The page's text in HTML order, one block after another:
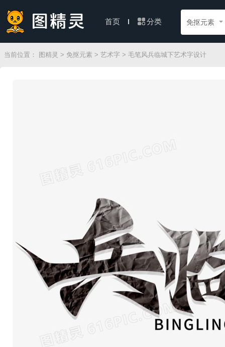
首页 分类 免抠元素
当前位置： 图精灵 > 免抠元素 > 艺术字 > 毛笔风兵临城下艺术字设计